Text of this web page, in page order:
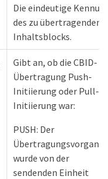
Die eindeutige
des zu übertragenden
Inhaltsblocks.
Gibt an, ob die CBID-
Übertragung Push-
Initiierung oder Pull-
Initiierung war:
PUSH: Der
Übertragungsvorgang
wurde von der
sendenden Einheit